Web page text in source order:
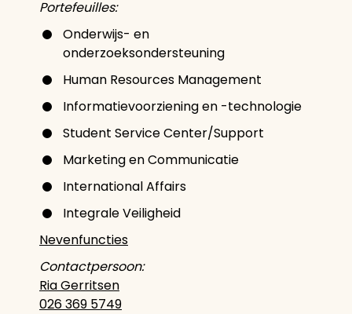
Portefeuilles:
Onderwijs- en
onderzoeksondersteuning
Human Resources Management
Informatievoorziening en -technologie
Student Service Center/Support
Marketing en Communicatie
International Affairs
Integrale Veiligheid
Nevenfuncties
Contactpersoon:
Ria Gerritsen
026 369 5749